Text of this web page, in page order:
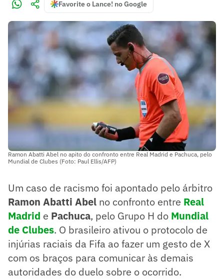
Favorite o Lance! no Google
Ramon Abatti Abel no apito do confronto entre Real Madrid e Pachuca, pelo
Mundial de Clubes (Foto: Paul Ellis/AFP)
Um caso de racismo foi apontado pelo árbitro
Ramon Abatti Abel no confronto entre Real
Madrid e Pachuca, pelo Grupo H do Mundial
de Clubes. O brasileiro ativou o protocolo de
injúrias raciais da Fifa ao fazer um gesto de X
com os braços para comunicar às demais
autoridades do duelo sobre o ocorrido.